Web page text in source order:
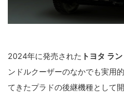
2024年に発売された トヨタ ラ
ンドルクーザーのなかでも実用
てきたプラドの後継機種として